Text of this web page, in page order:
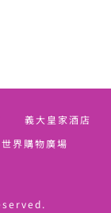
義大皇家酒店
界購物廣場